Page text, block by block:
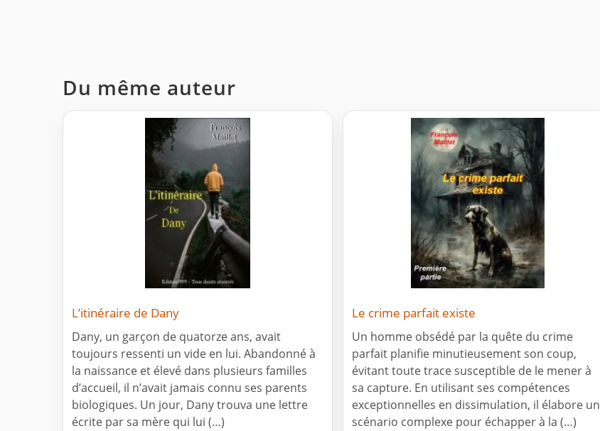
Du même auteur
L’itinéraire de Dany
Dany, un garçon de quatorze ans, avait
toujours ressenti un vide en lui. Abandonné à
la naissance et élevé dans plusieurs familles
d’accueil, il n’avait jamais connu ses parents
biologiques. Un jour, Dany trouva une lettre
écrite par sa mère qui lui (…)
Le crime parfait existe
Un homme obsédé par la quête du crime
parfait planifie minutieusement son coup,
évitant toute trace susceptible de le mener à
sa capture. En utilisant ses compétences
exceptionnelles en dissimulation, il élabore un
scénario complexe pour échapper à la (…)